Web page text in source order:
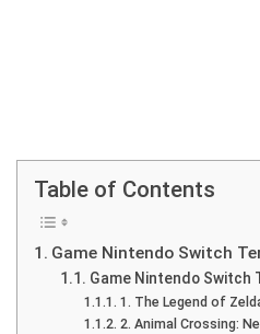
Table of Contents
Game Nintendo Switch
Game Nintendo Switch
1. The Legend of
2. Animal Crossing: